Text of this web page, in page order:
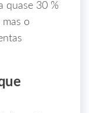
quase 30 %
o